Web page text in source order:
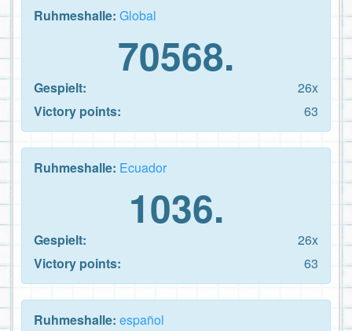
Ruhmeshalle: Global
70568.
Gespielt:
26x
Victory points:
63
Ruhmeshalle: Ecuador
1036.
Gespielt:
26x
Victory points:
63
Ruhmeshalle: español